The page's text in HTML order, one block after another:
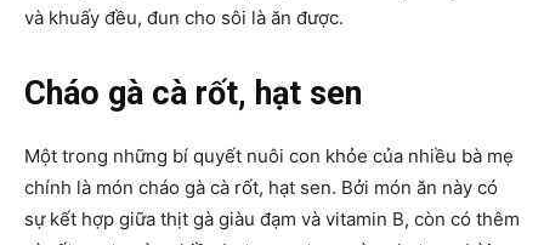
và khuấy đều, đun cho sôi là ăn được.
Cháo gà cà rốt, hạt sen
Một trong những bí quyết nuôi con khỏe của nhiều bà mẹ
chính là món cháo gà cà rốt, hạt sen. Bởi món ăn này có
sự kết hợp giữa thịt gà giàu đạm và vitamin B, còn có thêm